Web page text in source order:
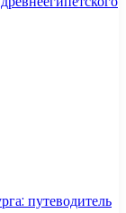
путеводитель